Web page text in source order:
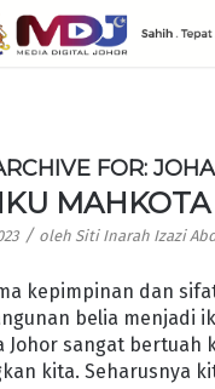
FOR:
/ oleh Siti Inarah Izazi
kepimpinan dan
belia menjadi
Johor sangat bertuah
kita. Seharusnya